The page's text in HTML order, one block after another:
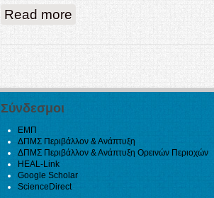
Read more
Σύνδεσμοι
ΕΜΠ
ΔΠΜΣ Περιβάλλον & Ανάπτυξη
ΔΠΜΣ Περιβάλλον & Ανάπτυξη Ορεινών Περιοχών
HEAL-Link
Google Scholar
ScienceDirect